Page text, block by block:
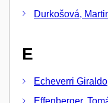
Durkošová,
E
Echeverri